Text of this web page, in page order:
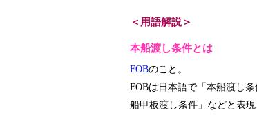
＜用語解説＞
本船渡し条件とは
FOBのこと。
FOBは日本語で「本船渡し
船甲板渡し条件」などと表現